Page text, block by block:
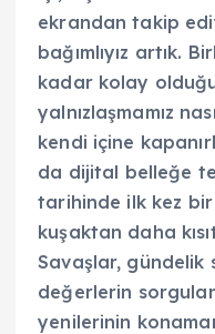
ekrandan takip
bağımlıyız artık.
kadar kolay
yalnızlaşmamız
kendi içine
da dijital belleğe
tarihinde ilk kez
kuşaktan daha
Savaşlar, gündelik
değerlerin
yenilerinin